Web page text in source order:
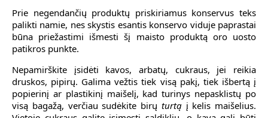
Prie negendančių produktų priskiriamus konservus teks
palikti namie, nes skystis esantis konservo viduje paprastai
būna priežastimi išmesti šį maisto produktą oro uosto
patikros punkte.
Nepamirškite įsidėti kavos, arbatų, cukraus, jei reikia
druskos, pipirų. Galima vežtis tiek visą pakį, tiek išbertą į
popierinį ar plastikinį maišelį, kad turinys nepasklistų po
visą bagažą, verčiau sudėkite birų turtąį kelis maišelius.